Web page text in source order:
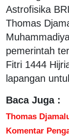
Astrofisika
Thomas
pemerintah
Fitri 1444
lapangan
Baca Juga :
Thomas
Komentar